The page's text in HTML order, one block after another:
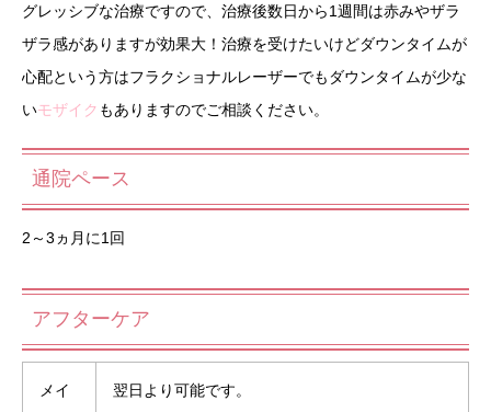
グレッシブな治療ですので、治療後数日から1週間は赤みやザラ
ザラ感がありますが効果大！治療を受けたいけどダウンタイムが
心配という方はフラクショナルレーザーでもダウンタイムが少な
いモザイク もありますのでご相談ください。
通院ペース
2～3ヵ月に1回
アフターケア
メイ
翌日より可能です。